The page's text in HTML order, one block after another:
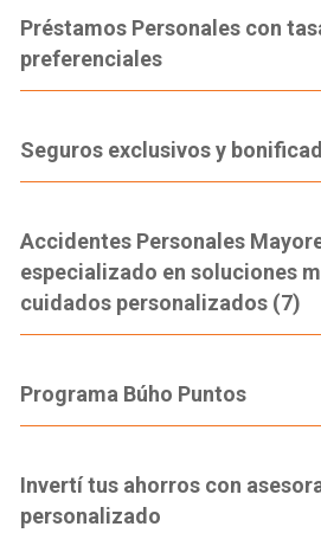
Préstamos Personales con
preferenciales
Seguros exclusivos y
Accidentes Personales
especializado en soluciones
cuidados personalizados (7)
Programa Búho Puntos
Invertí tus ahorros con
personalizado